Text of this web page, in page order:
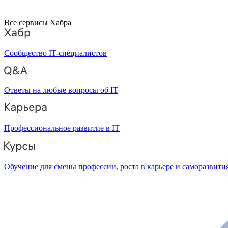
Все сервисы Хабра
Сообщество IT-специалистов
Ответы на любые вопросы об IT
Профессиональное развитие в IT
Обучение для смены профессии, роста в карьере и